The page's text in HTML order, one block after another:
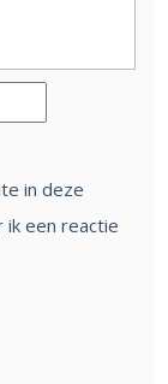
in deze
een reactie